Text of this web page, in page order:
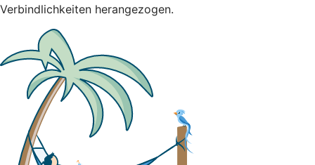
Verbindlichkeiten herangezogen.